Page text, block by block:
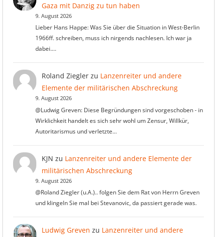
Gaza mit Danzig zu tun haben
9. August 2026
Lieber Hans Happe: Was Sie über die Situation in West-Berlin
1966ff. schreiben, muss ich nirgends nachlesen. Ich war ja
dabei.…
Roland Zieglerzu Lanzenreiter und andere
Elemente der militärischen Abschreckung
9. August 2026
@Ludwig Greven: Diese Begründungen sind vorgeschoben - in
Wirklichkeit handelt es sich sehr wohl um Zensur, Willkür,
Autoritarismus und verletzte…
KJN zu Lanzenreiter und andere Elemente der
militärischen Abschreckung
9. August 2026
@Roland Ziegler (u.A.).. folgen Sie dem Rat von Herrn Greven
und klingeln Sie mal bei Stevanovic, da passiert gerade was.
Ludwig Greven zu Lanzenreiter und andere